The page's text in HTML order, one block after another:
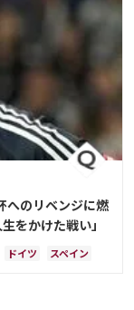
へのリベンジに燃
をかけた戦い」
ドイツ
スペイン